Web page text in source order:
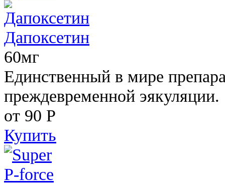
Дапоксетин
60мг
Единственный в мире
преждевременной эякуляции.
от 90 Р
Купить